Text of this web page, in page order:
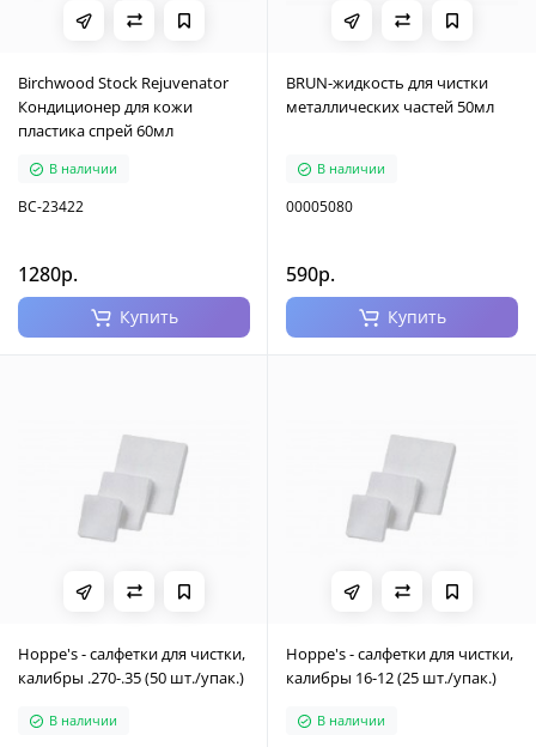
Birchwood Stock Rejuvenator
Кондиционер для кожи
пластика спрей 60мл
В наличии
BC-23422
1280р.
Купить
BRUN-жидкость для чистки
металлических частей 50мл
В наличии
00005080
590р.
Купить
Hoppe's - салфетки для чистки,
калибры .270-.35 (50 шт./упак.)
В наличии
Hoppe's - салфетки для чистки,
калибры 16-12 (25 шт./упак.)
В наличии